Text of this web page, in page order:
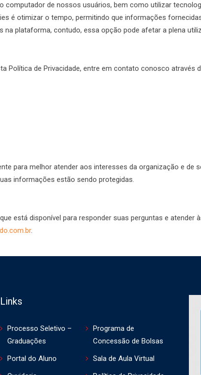
de nossos usuários, bem como utilizar
é otimizar o tempo, permitindo que informações
plataforma, contudo, essa opção pode afetar a plena
Política de Privacidade, entre em contato conosco através
para melhor atender aos interesses da organização e de
informações estão sendo protegidas.
está disponível para responder suas perguntas e
.
Links
Processo Seletivo –
Graduações
Programa de
Concessão de Bolsas
Portal do Aluno
Sala de Aula Virtual